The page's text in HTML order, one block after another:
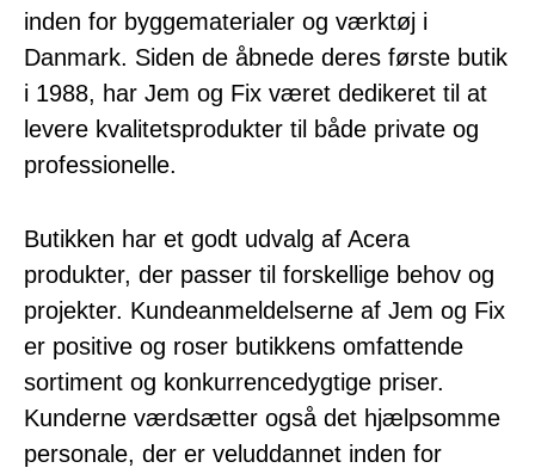
inden for byggematerialer og værktøj i
Danmark. Siden de åbnede deres første butik
i 1988, har Jem og Fix været dedikeret til at
levere kvalitetsprodukter til både private og
professionelle.
Butikken har et godt udvalg af Acera
produkter, der passer til forskellige behov og
projekter. Kundeanmeldelserne af Jem og Fix
er positive og roser butikkens omfattende
sortiment og konkurrencedygtige priser.
Kunderne værdsætter også det hjælpsomme
personale, der er veluddannet inden for